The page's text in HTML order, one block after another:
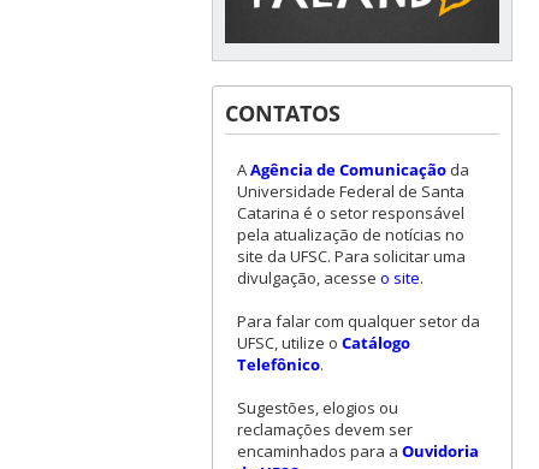
CONTATOS
AAgência de Comunicaçãoda
Universidade Federal de Santa
Catarina é o setor responsável
pela atualização de notícias no
site da UFSC. Para solicitar uma
divulgação, acesse o site.
Para falar com qualquer setor da
UFSC, utilize o Catálogo
Telefônico.
Sugestões, elogios ou
reclamações devem ser
encaminhados para a Ouvidoria